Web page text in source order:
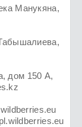
Манукяна,
дом 150 А,